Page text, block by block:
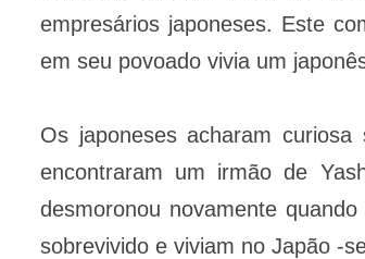
empresários japoneses. Este
em seu povoado vivia um
Os japoneses acharam
encontraram um irmão de
desmoronou novamente
sobrevivido e viviam no Japão -